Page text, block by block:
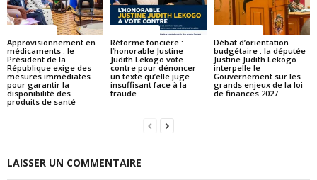
Approvisionnement en
médicaments : le
Président de la
République exige des
mesures immédiates
pour garantir la
disponibilité des
produits de santé
Réforme foncière :
l’honorable Justine
Judith Lekogo vote
contre pour dénoncer
un texte qu’elle juge
insuffisant face à la
fraude
Débat d’orientation
budgétaire : la députée
Justine Judith Lekogo
interpelle le
Gouvernement sur les
grands enjeux de la loi
de finances 2027
LAISSER UN COMMENTAIRE